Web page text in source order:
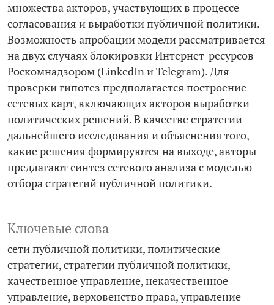
множества акторов, участвующих в процессе
согласования и выработки публичной политики.
Возможность апробации модели рассматривается
на двух случаях блокировки Интернет-ресурсов
Роскомнадзором (LinkedIn и Telegram). Для
проверки гипотез предполагается построение
сетевых карт, включающих акторов выработки
политических решений. В качестве стратегии
дальнейшего исследования и объяснения того,
какие решения формируются на выходе, авторы
предлагают синтез сетевого анализа с моделью
отбора стратегий публичной политики.
Ключевые слова
сети публичной политики политические
стратегии стратегии публичной политики
качественное управление некачественное
управление верховенство права управление